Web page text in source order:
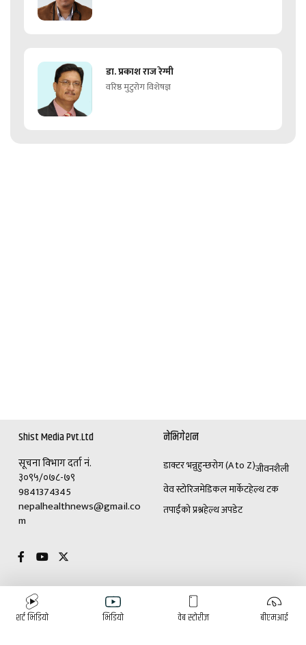
शर्ट भिडियो भिडियो वेब स्टोरीज बीएमआई
डा. प्रकाश राज रेग्मी
वरिष्ठ मुटुरोग विशेषज्ञ
Shist Media Pvt.Ltd
सूचना विभाग दर्ता नं.
३०९५/०७८-७९
9841374345
nepalhealthnews@gmail.co
m
नेभिगेशन
डाक्टर भन्नुहुन्छरोग (A to Z)जीवनशैली
वेव स्टोरिजमेडिकल मार्केटहेल्थ टक
तपाईंको प्रश्नहेल्थ अपडेट
विशेष
डाक्टर भन्नुहुन्छ
विज्ञापनका लागि
(+९७७)९८४१३७४३४५